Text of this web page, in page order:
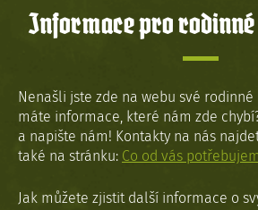
Informace pro
Nenašli jste zde na webu své
máte informace, které nám zde
a napište nám! Kontakty na nás
také na stránku: Co od vás
Jak můžete zjistit další informace o